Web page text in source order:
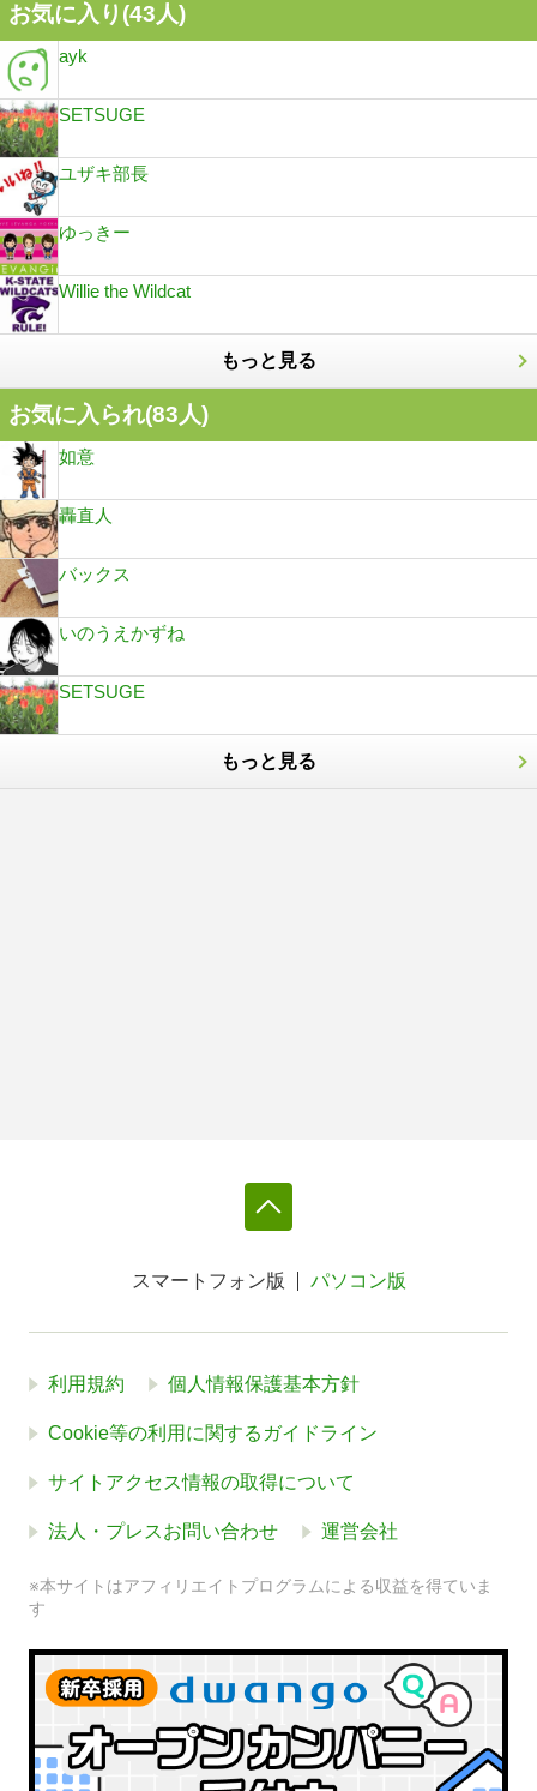
お気に入り(43人)
ayk
SETSUGE
ユザキ部長
ゆっきー
Willie the Wildcat
もっと見る
お気に入られ(83人)
如意
轟直人
バックス
いのうえかずね
SETSUGE
もっと見る
スマートフォン版 パソコン版
利用規約 個人情報保護基本方針
Cookie等の利用に関するガイドライン
サイトアクセス情報の取得について
法人・プレスお問い合わせ 運営会社
※本サイトはアフィリエイトプログラムによる収益を得ていま
す